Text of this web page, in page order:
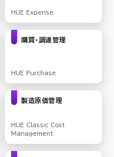
HUE Expense
購買・調達管理
HUE Purchase
製造原価管理
HUE Classic Cost
Management